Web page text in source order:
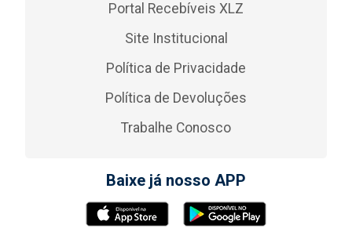
Portal Recebíveis XLZ
Site Institucional
Política de Privacidade
Política de Devoluções
Trabalhe Conosco
Baixe já nosso APP